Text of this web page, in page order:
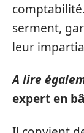
serment,
leur
A lire
expert en